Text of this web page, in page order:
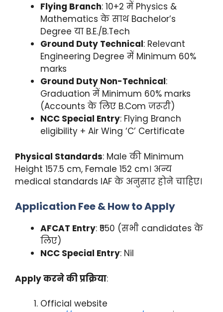
Flying Branch: 10+2 में Physics &
Mathematics के साथ Bachelor’s
Degree या B.E./B.Tech
Ground Duty Technical: Relevant
Engineering Degree में Minimum 60%
marks
Ground Duty Non-Technical:
Graduation में Minimum 60% marks
(Accounts के लिए B.Com जरूरी)
NCC Special Entry: Flying Branch
eligibility + Air Wing ‘C’ Certificate
Physical Standards: Male की Minimum
Height 157.5 cm, Female 152 cm। अन्य
medical standards IAF के अनुसार होने चाहिए।
Application Fee & How to Apply
AFCAT Entry: ₹550 (सभी candidates के
लिए)
NCC Special Entry: Nil
Apply करने की प्रक्रिया:
Official website